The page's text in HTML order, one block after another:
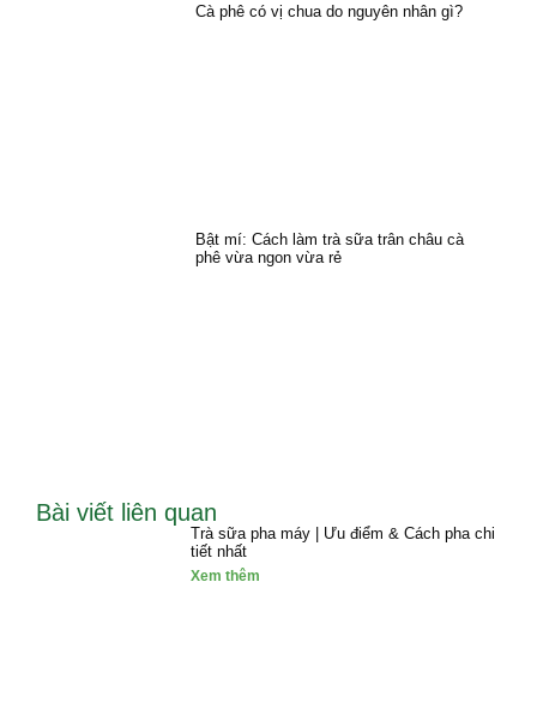
Cà phê có vị chua do nguyên nhân gì?
Bật mí: Cách làm trà sữa trân châu cà
phê vừa ngon vừa rẻ
Bài viết liên quan
Trà sữa pha máy | Ưu điểm & Cách pha chi
tiết nhất
Xem thêm